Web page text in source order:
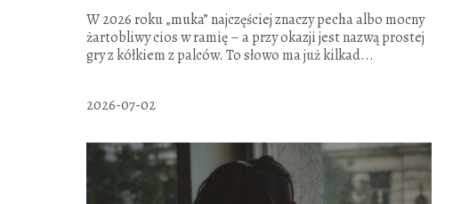
W 2026 roku „muka” najczęściej znaczy pecha albo mocny
żartobliwy cios w ramię – a przy okazji jest nazwą prostej
gry z kółkiem z palców. To słowo ma już kilkad...
2026-07-02